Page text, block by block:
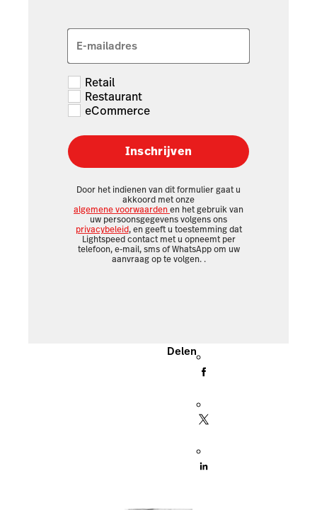
E-mailadres
Retail
Restaurant
eCommerce
Inschrijven
Door het indienen van dit formulier gaat u
akkoord met onze
algemene voorwaardenen het gebruik van
uw persoonsgegevens volgens ons
privacybeleid, en geeft u toestemming dat
Lightspeed contact met u opneemt per
telefoon, e-mail, sms of WhatsApp om uw
aanvraag op te volgen. .
Delen